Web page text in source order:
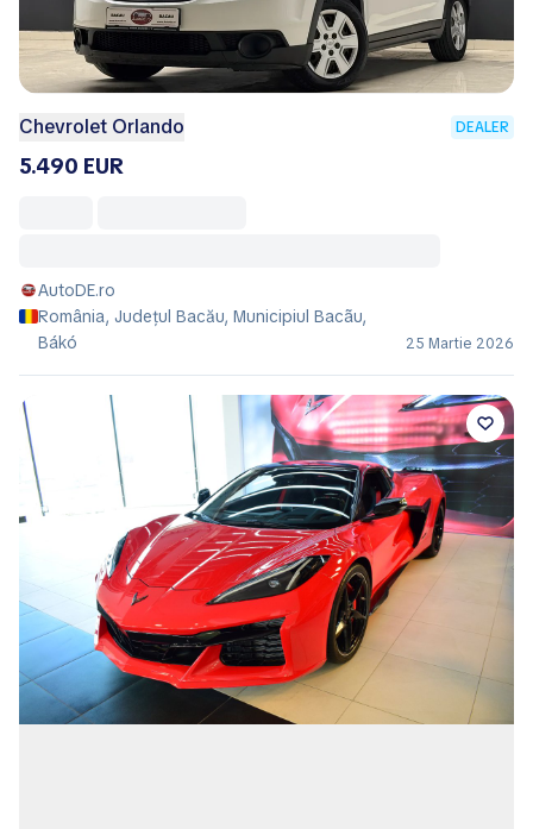
Chevrolet Orlando DEALER
5.490 EUR
AutoDE.ro
România, Județul Bacău, Municipiul Bacãu,
Bákó
25 Martie 2026